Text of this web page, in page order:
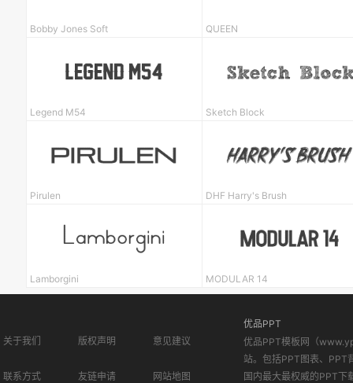
Bobby Jones Soft QUEEN
Legend M54 Sketch Block
Pirulen DHF Harry's Brush
Lamborgini MODULAR 14
关于我们 版权声明 意见建议
联系方式 友链申请 网站地图
优品PPT
优品PPT模板网（
站。包括PPT图表、PPT
国内最大最权威的PPT下